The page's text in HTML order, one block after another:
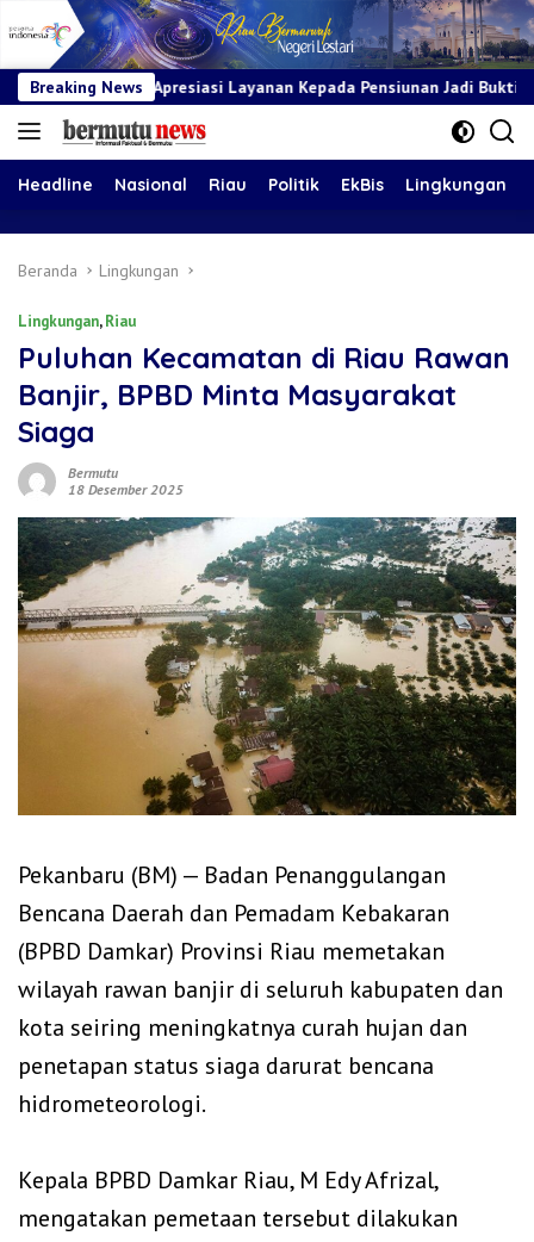
Breaking News
Layanan Kepada Pensiunan Jadi Bukti Komitmen
Headline Nasional Riau Politik EkBis Lingkungan
Beranda Lingkungan
Lingkungan,Riau
‎Puluhan Kecamatan di Riau Rawan
Banjir, BPBD Minta Masyarakat
Siaga
Bermutu
18 Desember 2025
Pekanbaru (BM) — Badan Penanggulangan
Bencana Daerah dan Pemadam Kebakaran
(BPBD Damkar) Provinsi Riau memetakan
wilayah rawan banjir di seluruh kabupaten dan
kota seiring meningkatnya curah hujan dan
penetapan status siaga darurat bencana
hidrometeorologi.
‎Kepala BPBD Damkar Riau, M Edy Afrizal,
mengatakan pemetaan tersebut dilakukan